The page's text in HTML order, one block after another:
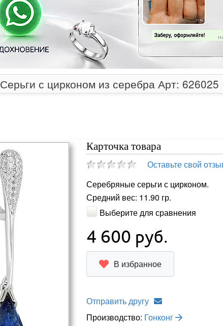
Серьги с цирконом из серебра Арт: 626025
Карточка товара
Оставьте свой
Серебряные серьги с цирконом.
Средний вес: 11.90 гр.
Выберите для сравнения
4 600 руб.
В избранное
Отправить другу
Производство: Гонконг